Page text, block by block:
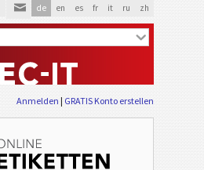
de en es fr it ru zh
Anmelden GRATIS Konto erstellen